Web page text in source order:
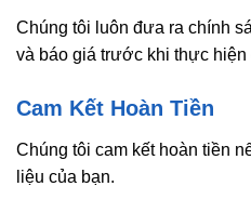
Chúng tôi luôn đưa ra chính
và báo giá trước khi thực hiện
Cam Kết Hoàn Tiền
Chúng tôi cam kết hoàn tiền
liệu của bạn.